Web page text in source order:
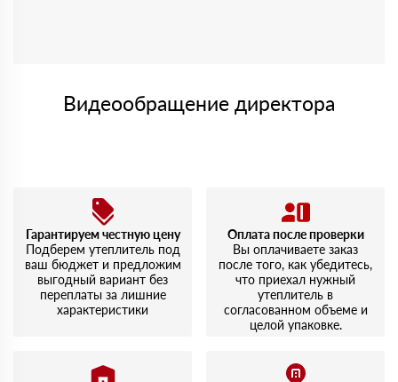
Видеообращение директора
Гарантируем честную цену
Подберем утеплитель под
ваш бюджет и предложим
выгодный вариант без
переплаты за лишние
характеристики
Оплата после проверки
Вы оплачиваете заказ
после того, как убедитесь,
что приехал нужный
утеплитель в
согласованном объеме и
целой упаковке.